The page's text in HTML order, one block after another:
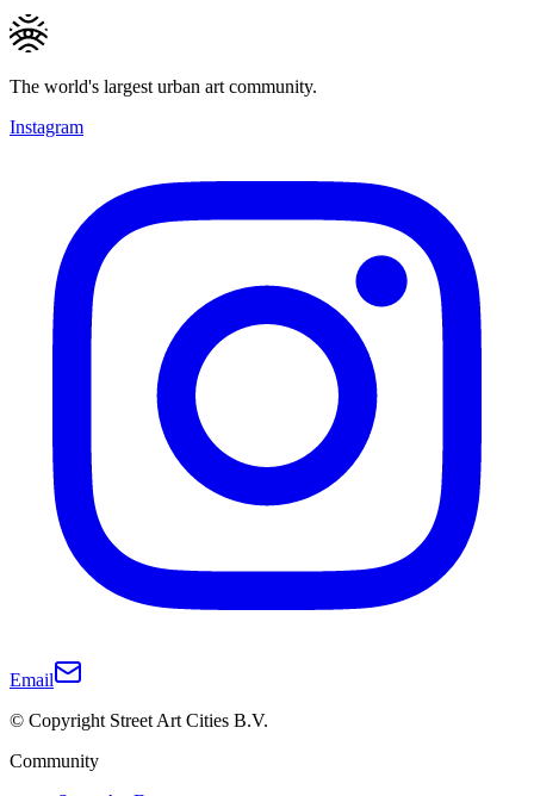
The world's largest urban art community.
Instagram
Email
© Copyright Street Art Cities B.V.
Community